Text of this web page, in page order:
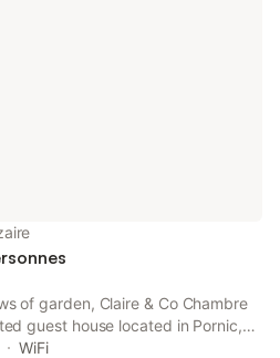
of garden, Claire & Co Chambre
guest house located in Pornic,
This property offers access to
WiFi